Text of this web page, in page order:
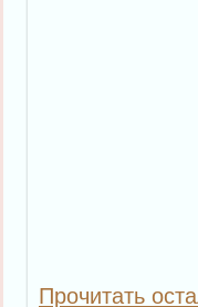
Прочитать